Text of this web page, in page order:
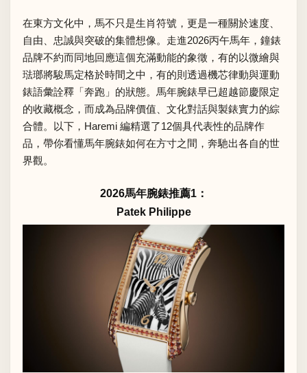
在東方文化中，馬不只是生肖符號，更是一種關於速度、
自由、忠誠與突破的集體想像。走進2026丙午馬年，鐘錶
品牌不約而同地回應這個充滿動能的象徵，有的以微繪與
琺瑯將駿馬定格於時間之中，有的則透過機芯律動與運動
錶語彙詮釋「奔跑」的狀態。馬年腕錶早已超越節慶限定
的收藏概念，而成為品牌價值、文化對話與製錶實力的綜
合體。以下，Haremi 編精選了12個具代表性的品牌作
品，帶你看懂馬年腕錶如何在方寸之間，奔馳出各自的世
界觀。
2026馬年腕錶推薦1：
Patek Philippe